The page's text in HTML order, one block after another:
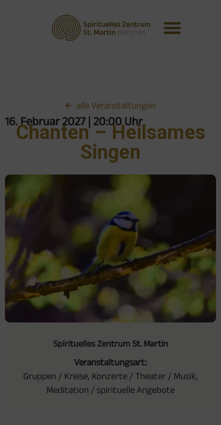
alle Veranstaltungen
16. Februar 2027 | 20:00 Uhr
Chanten – Heilsames
Singen
Spirituelles Zentrum St. Martin
Veranstaltungsart:
Gruppen / Kreise, Konzerte / Theater / Musik,
Meditation / spirituelle Angebote